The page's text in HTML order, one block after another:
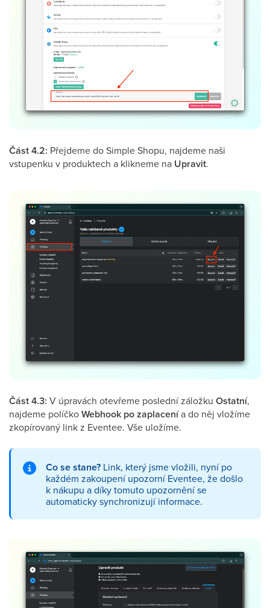
Část 4.2: Přejdeme do Simple Shopu, najdeme naši
vstupenku v produktech a klikneme na Upravit.
Část 4.3: V úpravách otevřeme poslední záložku Ostatní,
najdeme políčkoWebhook po zaplacenía do něj vložíme
zkopírovaný link z Eventee. Vše uložíme.
Co se stane? Link, který jsme vložili, nyní po
každém zakoupení upozorní Eventee, že došlo
k nákupu a díky tomuto upozornění se
automaticky synchronizují informace.